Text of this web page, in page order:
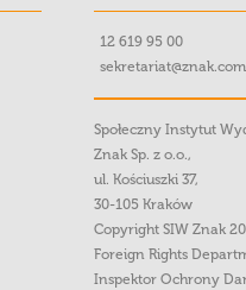
12 619 95 00
Społeczny Instytut
Znak Sp. z o.o.,
ul. Kościuszki 37,
30-105 Kraków
Copyright SIW Znak
Foreign Rights
Inspektor Ochrony